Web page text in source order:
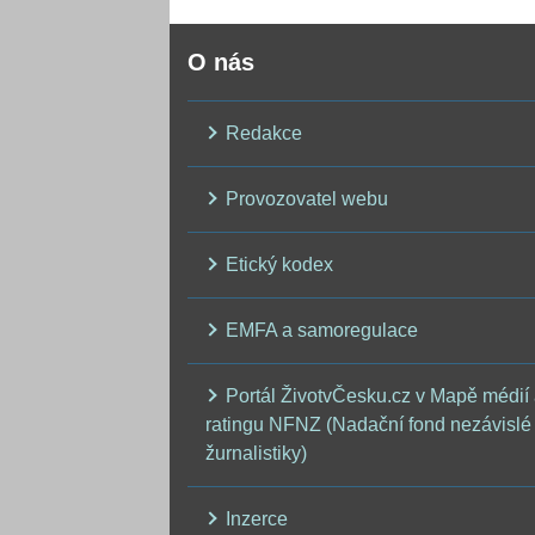
O nás
Redakce
Provozovatel webu
Etický kodex
EMFA a samoregulace
Portál ŽivotvČesku.cz v Mapě médií
ratingu NFNZ (Nadační fond nezávislé
žurnalistiky)
Inzerce